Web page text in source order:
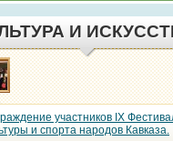
И
участников IX
и спорта народов Кавказа.